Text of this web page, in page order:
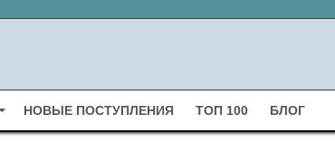
НОВЫЕ ПОСТУПЛЕНИЯ ТОП 100 БЛОГ